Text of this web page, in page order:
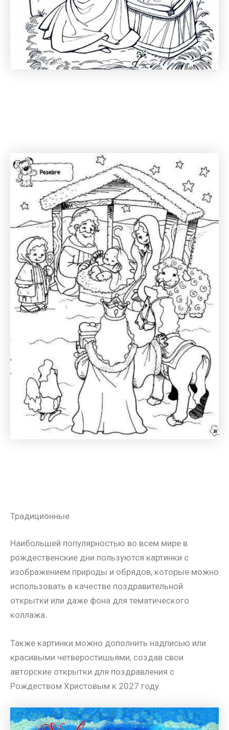
Традиционные
Наибольшей популярностью во всем мире в
рождественские дни пользуются картинки с
изображением природы и обрядов, которые можно
использовать в качестве поздравительной
открытки или даже фона для тематического
коллажа.
Также картинки можно дополнить надписью или
красивыми четверостишьями, создав свои
авторские открытки для поздравления с
Рождеством Христовым к 2027 году.